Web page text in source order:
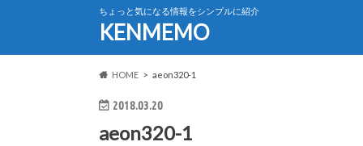
ちょっと気になる情報をシンプルに紹介
KENMEMO
HOME aeon320-1
2018.03.20
aeon320-1